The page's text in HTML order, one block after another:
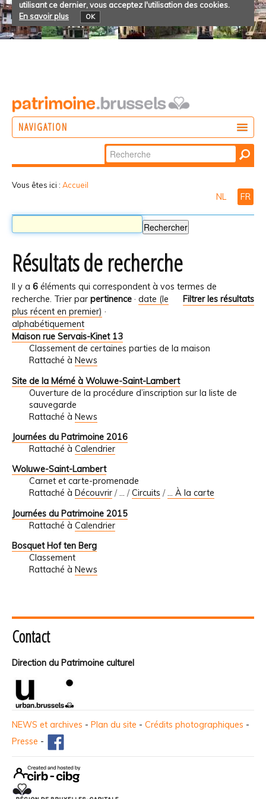
utilisant ce dernier, vous acceptez l'utilisation des cookies.
En savoir plus
OK
NAVIGATION
Chercher par
Recherche
Vous êtes ici : Accueil
NL FR
Résultats de recherche
Il y a 6 éléments qui correspondent à vos termes de
recherche.
Filtrer les résultats
Trier par pertinence · date (le
plus récent en premier) ·
alphabétiquement
Maison rue Servais-Kinet 13
Classement de certaines parties de la maison
Rattaché à News
Site de la Mémé à Woluwe-Saint-Lambert
Ouverture de la procédure d’inscription sur la liste de
sauvegarde
Rattaché à News
Journées du Patrimoine 2016
Rattaché à Calendrier
Woluwe-Saint-Lambert
Carnet et carte-promenade
Rattaché à Découvrir /… /Circuits /... À la carte
Journées du Patrimoine 2015
Rattaché à Calendrier
Bosquet Hof ten Berg
Classement
Rattaché à News
Contact
Direction du Patrimoine culturel
NEWS et archives - Plan du site - Crédits photographiques -
Presse -